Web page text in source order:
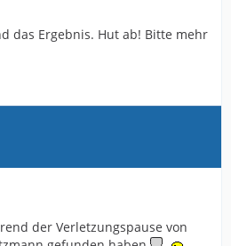
das Ergebnis. Hut ab! Bitte mehr
der Verletzungspause von